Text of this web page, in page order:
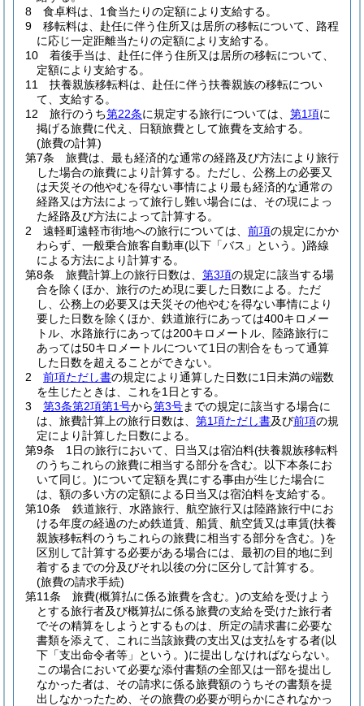
8
食卓料は、1食当たりの定額により支給する。
9
移転料は、赴任に伴う住所又は居所の移転について、路程
に応じ一定距離当たりの定額により支給する。
10
着後手当は、赴任に伴う住所又は居所の移転について、
定額により支給する。
11
扶養親族移転料は、赴任に伴う扶養親族の移転につい
て、支給する。
12
旅行のうち第22条に規定する旅行については、 第1項に
掲げる旅費に代え、日額旅費として旅費を支給する。
(旅費の計算)
第7条
旅費は、最も経済的な通常の経路及び方法により旅行
した場合の旅費により計算する。 ただし、公務上の必要又
は天災その他やむを得ない事情により最も経済的な通常の
経路又は方法によって旅行し難い場合には、その現によっ
た経路及び方法によって計算する。
2
遠軽町遠軽市街地への旅行については、 前項の規定にかか
わらず、一般乗合旅客自動車(以下「バス」という。)路線
による方法により計算する。
第8条
旅費計算上の旅行日数は、 第3項の規定に該当する場
合を除くほか、旅行のため現に要した日数による。 ただ
し、公務上の必要又は天災その他やむを得ない事情により
要した日数を除くほか、鉄道旅行にあっては400キロメー
トル、水路旅行にあっては200キロメートル、陸路旅行に
あっては50キロメートルについて1日の割合をもって通算
した日数を超えることができない。
2
前項ただし書の規定により通算した日数に1日未満の端数
を生じたときは、これを1日とする。
3
第3条第2項第1号から第3号までの規定に該当する場合に
は、旅費計算上の旅行日数は、 第1項ただし書及び前項の規
定により計算した日数による。
第9条
1日の旅行において、日当又は宿泊料(扶養親族移転料
のうちこれらの旅費に相当する部分を含む。以下本条にお
いて同じ。)について定額を異にする事由が生じた場合に
は、額の多い方の定額による日当又は宿泊料を支給する。
第10条
鉄道旅行、水路旅行、航空旅行又は陸路旅行中にお
ける年度の経過のため鉄道賃、船賃、航空賃又は車賃(扶養
親族移転料のうちこれらの旅費に相当する部分を含む。)を
区別して計算する必要がある場合には、最初の目的地に到
着するまでの分及びそれ以後の分に区分して計算する。
(旅費の請求手続)
第11条
旅費(概算払に係る旅費を含む。)の支給を受けよう
とする旅行者及び概算払に係る旅費の支給を受けた旅行者
でその精算をしようとするものは、所定の請求書に必要な
書類を添えて、これに当該旅費の支出又は支払をする者(以
下「支出命令者等」という。)に提出しなければならない。
この場合において必要な添付書類の全部又は一部を提出し
なかった者は、その請求に係る旅費額のうちその書類を提
出しなかったため、その旅費の必要が明らかにされなかっ